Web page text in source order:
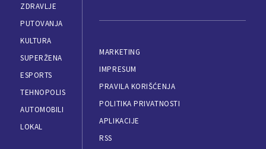
ZDRAVLJE
PUTOVANJA
KULTURA
SUPERŽENA
ESPORTS
TEHNOPOLIS
AUTOMOBILI
LOKAL
MARKETING
IMPRESUM
PRAVILA KORIŠĆENJA
POLITIKA PRIVATNOSTI
APLIKACIJE
RSS